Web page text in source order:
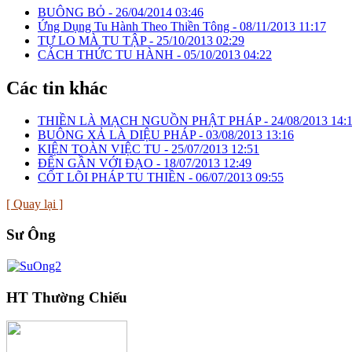
BUÔNG BỎ - 26/04/2014 03:46
Ứng Dụng Tu Hành Theo Thiền Tông - 08/11/2013 11:17
TỰ LO MÀ TU TẬP - 25/10/2013 02:29
CÁCH THỨC TU HÀNH - 05/10/2013 04:22
Các tin khác
THIỀN LÀ MẠCH NGUỒN PHẬT PHÁP - 24/08/2013
BUÔNG XẢ LÀ DIỆU PHÁP - 03/08/2013 13:16
KIỆN TOÀN VIỆC TU - 25/07/2013 12:51
ĐẾN GẦN VỚI ĐẠO - 18/07/2013 12:49
CỐT LÕI PHÁP TU THIỀN - 06/07/2013 09:55
[ Quay lại ]
Sư Ông
HT Thường Chiếu